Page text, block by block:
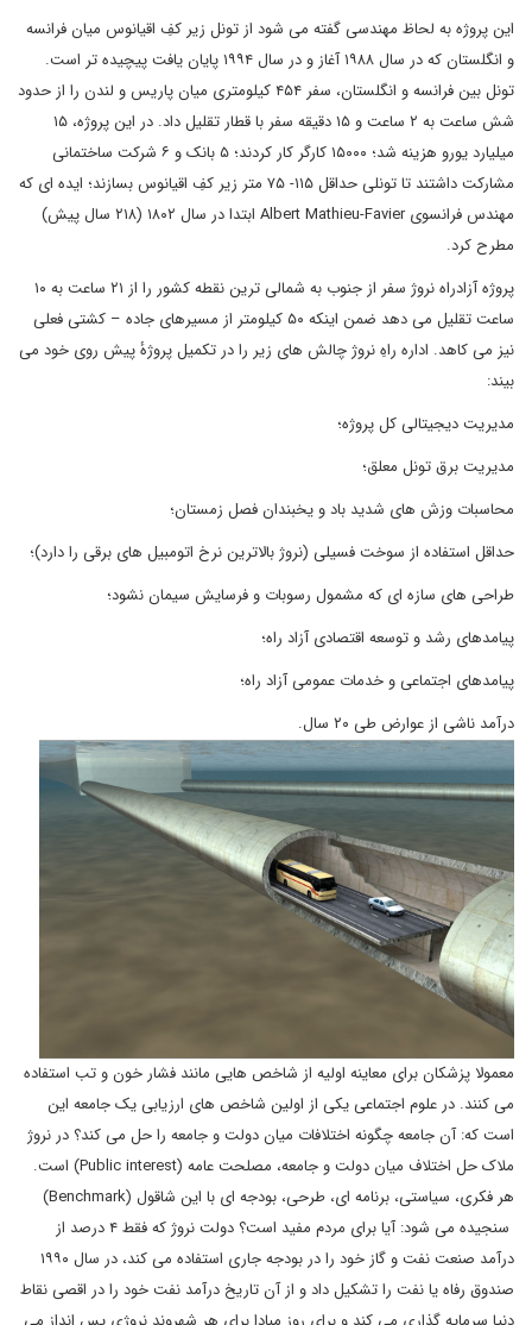
این پروژه به لحاظ مهندسی گفته می شود از تونل زیر کفِ اقیانوس میان فرانسه
و انگلستان که در سال ۱۹۸۸ آغاز و در سال ۱۹۹۴ پایان یافت پیچیده تر است.
تونل بین فرانسه و انگلستان، سفر ۴۵۴ کیلومتری میان پاریس و لندن را از حدود
شش ساعت به ۲ ساعت و ۱۵ دقیقه سفر با قطار تقلیل داد. در این پروژه، ۱۵
میلیارد یورو هزینه شد؛ ۱۵۰۰۰ کارگر کار کردند؛ ۵ بانک و ۶ شرکت ساختمانی
مشارکت داشتند تا تونلی حداقل ۱۱۵- ۷۵ متر زیر کفِ اقیانوس بسازند؛ ایده ای که
مهندس فرانسوی Albert Mathieu-Favier ابتدا در سال ۱۸۰۲ (۲۱۸ سال پیش)
مطرح کرد.
پروژه آزادراه نروژ سفر از جنوب به شمالی ترین نقطه کشور را از ۲۱ ساعت به ۱۰
ساعت تقلیل می دهد ضمن اینکه ۵۰ کیلومتر از مسیرهای جاده – کشتی فعلی
نیز می کاهد. اداره راهِ نروژ چالش های زیر را در تکمیل پروژهٔ پیش روی خود می
بیند:
مدیریت دیجیتالی کل پروژه؛
مدیریت برق تونل معلق؛
محاسبات وزش های شدید باد و یخبندان فصل زمستان؛
حداقل استفاده از سوخت فسیلی (نروژ بالاترین نرخ اتومبیل های برقی را دارد)؛
طراحی های سازه ای که مشمول رسوبات و فرسایش سیمان نشود؛
پیامدهای رشد و توسعه اقتصادی آزاد راه؛
پیامدهای اجتماعی و خدمات عمومی آزاد راه؛
درآمد ناشی از عوارض طی ۲۰ سال.
معمولا پزشکان برای معاینه اولیه از شاخص هایی مانند فشار خون و تب استفاده
می کنند. در علوم اجتماعی یکی از اولین شاخص های ارزیابی یک جامعه این
است که: آن جامعه چگونه اختلافات میان دولت و جامعه را حل می کند؟ در نروژ
ملاک حل اختلاف میان دولت و جامعه، مصلحت عامه (Public interest) است.
هر فکری، سیاستی، برنامه ای، طرحی، بودجه ای با این شاقول (Benchmark)
سنجیده می شود: آیا برای مردم مفید است؟ دولت نروژ که فقط ۴ درصد از
درآمد صنعت نفت و گاز خود را در بودجه جاری استفاده می کند، در سال ۱۹۹۰
صندوق رفاه یا نفت را تشکیل داد و از آن تاریخ درآمد نفت خود را در اقصی نقاط